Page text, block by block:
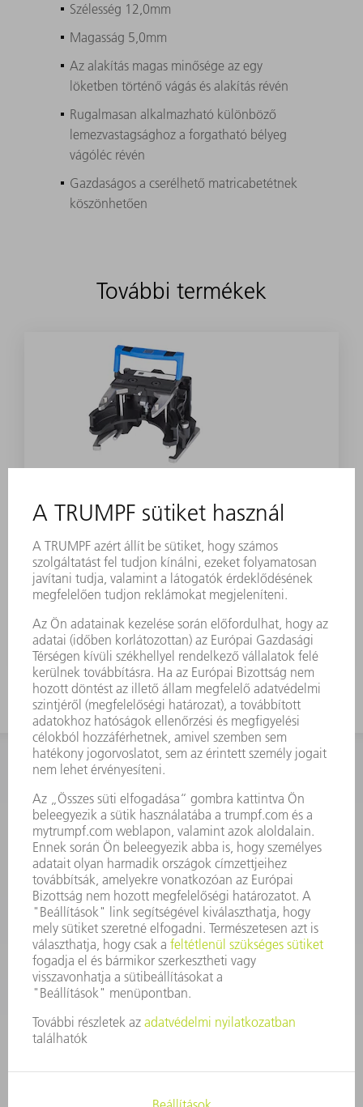
Szélesség 12,0mm
Magasság 5,0mm
Az alakítás magas minősége az egy
löketben történő vágás és alakítás révén
Rugalmasan alkalmazható különböző
lemezvastagsághoz a forgatható bélyeg
vágóléc révén
Gazdaságos a cserélhető matricabetétnek
köszönhetően
További termékek
TARTOZÉK
nélkül
Anyagszám: 2258880
KAPCSOLAT
Szerszám
3628576045
08.00 - 16.30
szerszam@hu.trumpf.com
KAPCSOLAT
Alkatrész
3628576035
08.00 - 16.30
alkatresz@hu.trumpf.com